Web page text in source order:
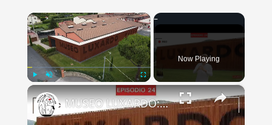
×
Fullscreen
Now Playing
×
MUSEO LUXARDO: Un Viaggio nel Tempo e nel Gusto